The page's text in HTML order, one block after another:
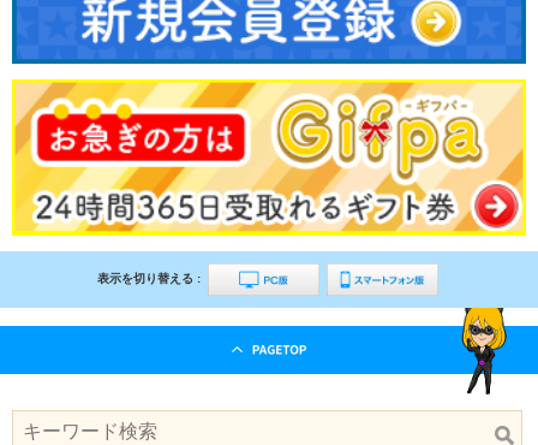
表示を切り替える :